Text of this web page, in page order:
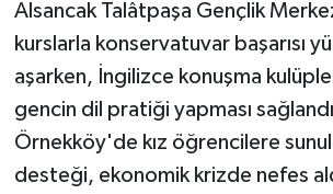
Alsancak Talâtpaşa Gençlik
kurslarla konservatuvar başarısı
aşarken, İngilizce konuşma
gencin dil pratiği yapması
Örnekköy'de kız öğrencilere
desteği, ekonomik krizde nefes